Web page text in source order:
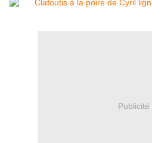
Publicité